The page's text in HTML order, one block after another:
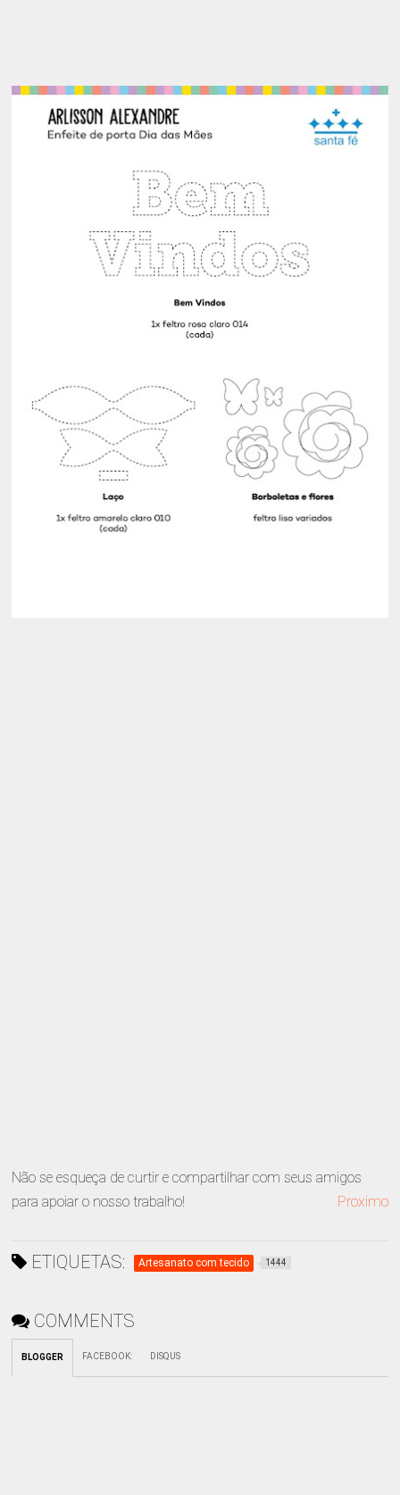
Não se esqueça de curtir e compartilhar com seus amigos
para apoiar o nosso trabalho!
Proximo
ETIQUETAS: Artesanato com tecido 1444
COMMENTS
BLOGGER FACEBOOK: DISQUS